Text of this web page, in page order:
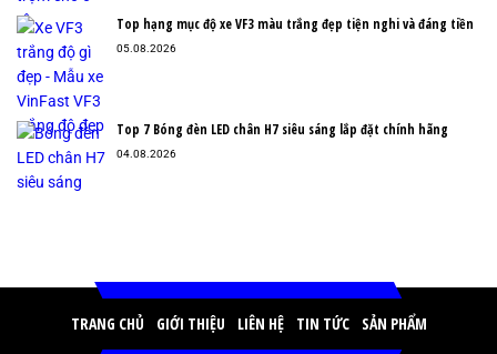
Top hạng mục độ xe VF3 màu trắng đẹp tiện nghi và đáng tiền
05.08.2026
Top 7 Bóng đèn LED chân H7 siêu sáng lắp đặt chính hãng
04.08.2026
TRANG CHỦ GIỚI THIỆU LIÊN HỆ TIN TỨC SẢN PHẨM